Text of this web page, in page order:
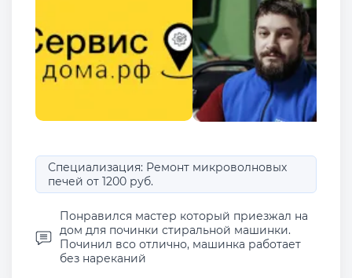
Специализация: Ремонт микроволновых
печей от 1200 руб.
Понравился мастер который приезжал на
дом для починки стиральной машинки.
Починил всо отлично, машинка работает
без нареканий